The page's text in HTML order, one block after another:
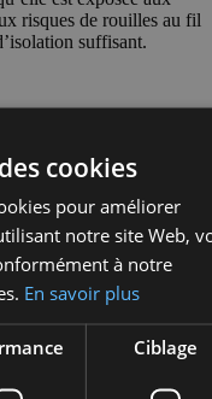
risques de rouilles au fil
suffisant.
de sécurité ou de
notamment de
en bloc
et sécurisé, il
en bloc STEPOC :
par :
cookies
pour améliorer
notre site Web,
à notre
En savoir plus
Ciblage